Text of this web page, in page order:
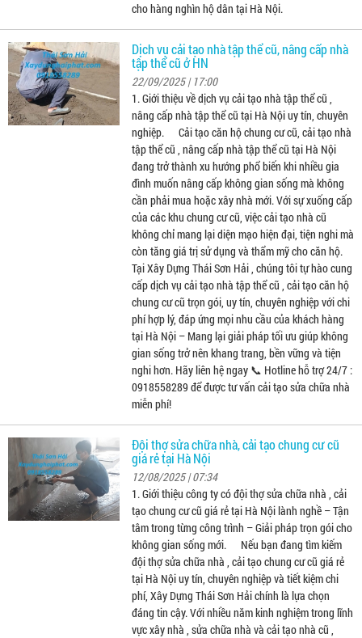
cho hàng nghìn hộ dân tại Hà Nội.
Dịch vụ cải tạo nhà tập thể cũ, nâng cấp nhà
tập thể cũ ở HN
22/09/2025 | 17:00
1. Giới thiệu về dịch vụ cải tạo nhà tập thể cũ ,
nâng cấp nhà tập thể cũ tại Hà Nội uy tín, chuyên
nghiệp. Cải tạo căn hộ chung cư cũ, cải tạo nhà
tập thể cũ , nâng cấp nhà tập thể cũ tại Hà Nội
đang trở thành xu hướng phổ biến khi nhiều gia
đình muốn nâng cấp không gian sống mà không
cần phải mua hoặc xây nhà mới. Với sự xuống cấp
của các khu chung cư cũ, việc cải tạo nhà cũ
không chỉ mang lại diện mạo hiện đại, tiện nghi mà
còn tăng giá trị sử dụng và thẩm mỹ cho căn hộ.
Tại Xây Dựng Thái Sơn Hải , chúng tôi tự hào cung
cấp dịch vụ cải tạo nhà tập thể cũ , cải tạo căn hộ
chung cư cũ trọn gói, uy tín, chuyên nghiệp với chi
phí hợp lý, đáp ứng mọi nhu cầu của khách hàng
tại Hà Nội – Mang lại giải pháp tối ưu giúp không
gian sống trở nên khang trang, bền vững và tiện
nghi hơn. Hãy liên hệ ngay 📞 Hotline hỗ trợ 24/7 :
0918558289 để được tư vấn cải tạo sửa chữa nhà
miễn phí!
Đội thợ sửa chữa nhà, cải tạo chung cư cũ
giá rẻ tại Hà Nội
12/08/2025 | 07:34
1. Giới thiệu công ty có đội thợ sửa chữa nhà , cải
tạo chung cư cũ giá rẻ tại Hà Nội lành nghề – Tận
tâm trong từng công trình – Giải pháp trọn gói cho
không gian sống mới. Nếu bạn đang tìm kiếm
đội thợ sửa chữa nhà , cải tạo chung cư cũ giá rẻ
tại Hà Nội uy tín, chuyên nghiệp và tiết kiệm chi
phí, Xây Dựng Thái Sơn Hải chính là lựa chọn
đáng tin cậy. Với nhiều năm kinh nghiệm trong lĩnh
vực xây nhà , sửa chữa nhà và cải tạo nhà cũ ,